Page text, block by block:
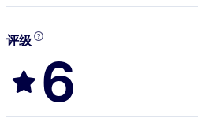
评级
6